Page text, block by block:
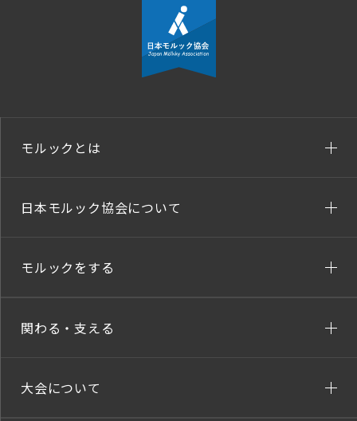
モルックとは
日本モルック協会について
モルックをする
関わる・支える
大会について